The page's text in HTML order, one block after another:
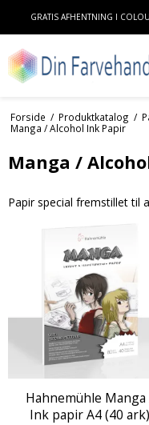
GRATIS AFHENTNING I
Forside / Produktkatalog /
Manga / Alcohol Ink Papir
Manga /
Papir special fremstillet til
Hahnemühle
Ink papir A4 (40 ark)